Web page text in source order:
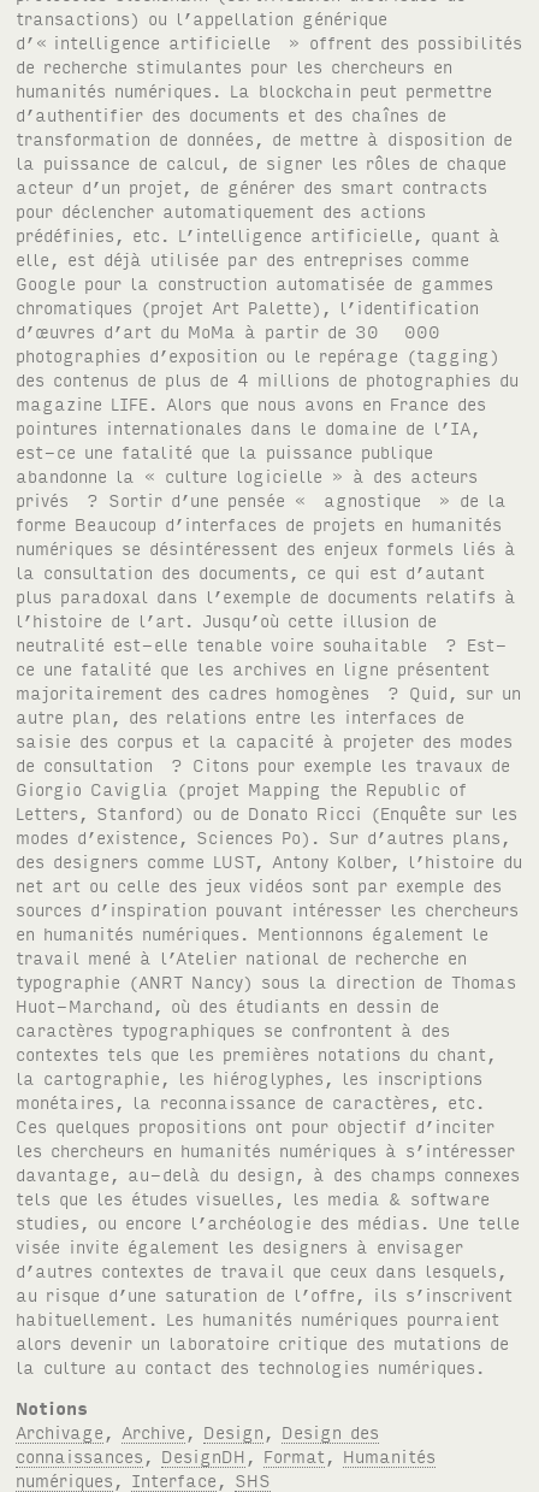
Notions
Archivage
Archive Design
Design des
connaissances
DesignDH Format
Humanités
numériques
Interface
SHS